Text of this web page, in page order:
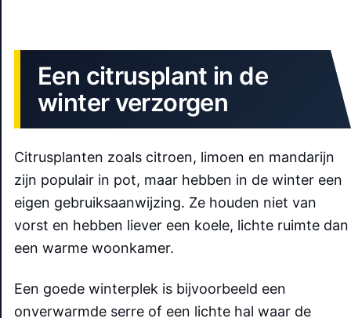
Een citrusplant in de
winter verzorgen
Citrusplanten zoals citroen, limoen en mandarijn
zijn populair in pot, maar hebben in de winter een
eigen gebruiksaanwijzing. Ze houden niet van
vorst en hebben liever een koele, lichte ruimte dan
een warme woonkamer.
Een goede winterplek is bijvoorbeeld een
onverwarmde serre of een lichte hal waar de